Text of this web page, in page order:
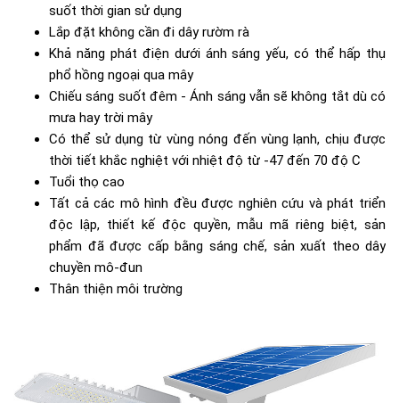
suốt thời gian sử dụng
Lắp đặt không cần đi dây rườm rà
Khả năng phát điện dưới ánh sáng yếu, có thể hấp thụ
phổ hồng ngoại qua mây
Chiếu sáng suốt đêm - Ánh sáng vẫn sẽ không tắt dù có
mưa hay trời mây
Có thể sử dụng từ vùng nóng đến vùng lạnh, chịu được
thời tiết khắc nghiệt với nhiệt độ từ -47 đến 70 độ C
Tuổi thọ cao
Tất cả các mô hình đều được nghiên cứu và phát triển
độc lập, thiết kế độc quyền, mẫu mã riêng biệt, sản
phẩm đã được cấp bằng sáng chế, sản xuất theo dây
chuyền mô-đun
Thân thiện môi trường